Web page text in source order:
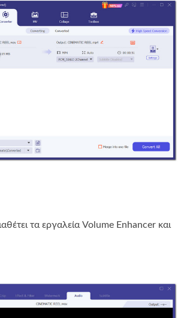
τα εργαλεία Volume Enhancer και